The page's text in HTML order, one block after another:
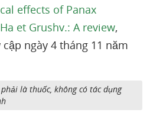
effects of Panax
et Grushv.: A review,
ngày 4 tháng 11 năm
là thuốc, không có tác dụng